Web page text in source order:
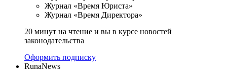
Журнал «Время Юриста»
Журнал «Время Директора»
20 минут на чтение и вы в курсе новостей
законодательства
Оформить подписку
RunaNews